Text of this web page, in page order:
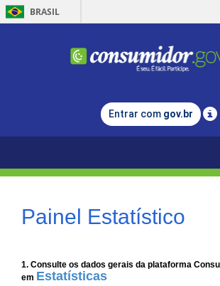
BRASIL
Entrar com gov.br
Painel Estatístico
1. Consulte os dados gerais da plataforma
em Estatísticas